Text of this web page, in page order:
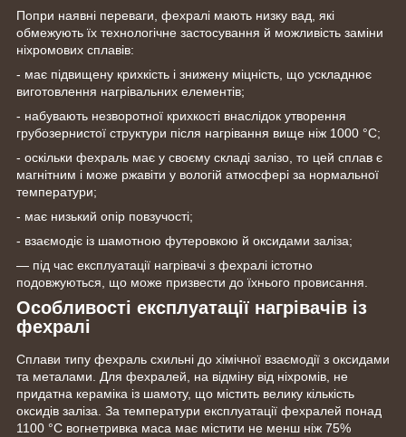
Попри наявні переваги, фехралі мають низку вад, які
обмежують їх технологічне застосування й можливість заміни
ніхромових сплавів:
- має підвищену крихкість і знижену міцність, що ускладнює
виготовлення нагрівальних елементів;
- набувають незворотної крихкості внаслідок утворення
грубозернистої структури після нагрівання вище ніж 1000 °C;
- оскільки фехраль має у своєму складі залізо, то цей сплав є
магнітним і може ржавіти у вологій атмосфері за нормальної
температури;
- має низький опір повзучості;
- взаємодіє із шамотною футеровкою й оксидами заліза;
— під час експлуатації нагрівачі з фехралі істотно
подовжуються, що може призвести до їхнього провисання.
Особливості експлуатації нагрівачів із
фехралі
Сплави типу фехраль схильні до хімічної взаємодії з оксидами
та металами. Для фехралей, на відміну від ніхромів, не
придатна кераміка із шамоту, що містить велику кількість
оксидів заліза. За температури експлуатації фехралей понад
1100 °C вогнетривка маса має містити не менш ніж 75%